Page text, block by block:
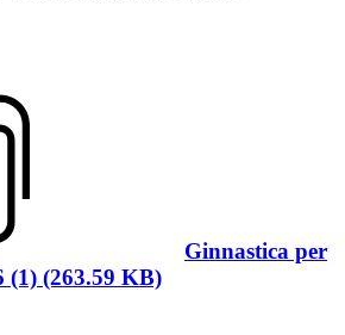
Ginnastica per
(1) (263.59 KB)